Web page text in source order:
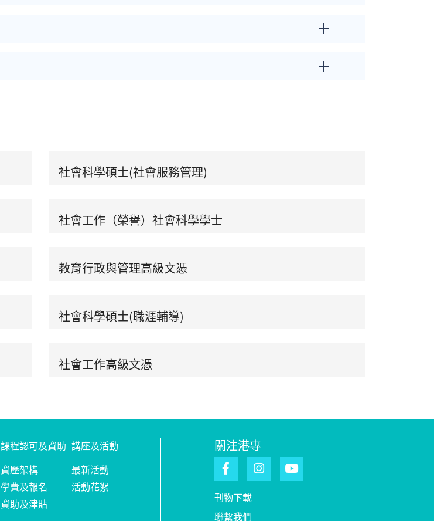
社會科學碩士(社會服務管理)
社會工作（榮譽）社會科學學士
教育行政與管理高級文憑
社會科學碩士(職涯輔導)
社會工作高級文憑
課程認可及資助
資歷架構
學費及報名
資助及津貼
講座及活動
最新活動
活動花絮
關注港專
刊物下載
聯繫我們